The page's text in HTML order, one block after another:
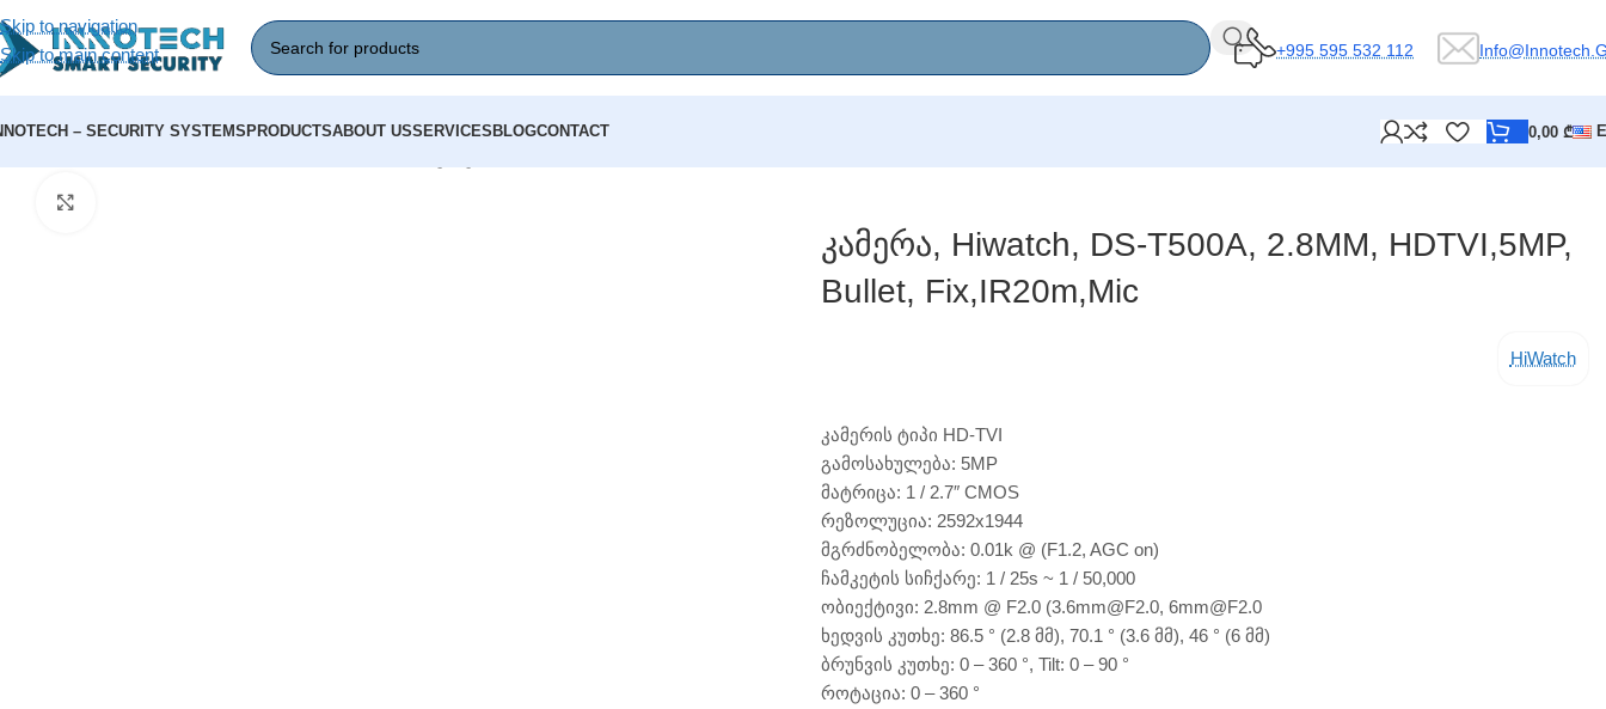
Skip to navigation
Skip to main content
+995 595 532 112
– SECURITY SYSTEMS PRODUCTSABOUT USSERVICES BLOGCONTACT 0,00₾
Კამერა, Hiwatch, DS-T500A, 2.8MM, HDTVI,5MP,
Bullet, Fix,IR20m,Mic
HiWatch
კამერის ტიპი HD-TVI
გამოსახულება: 5MP
მატრიცა: 1 / 2.7″ CMOS
რეზოლუცია: 2592х1944
მგრძნობელობა: 0.01k @ (F1.2, AGC on)
ჩამკეტის სიჩქარე: 1 / 25s ~ 1 / 50,000
ობიექტივი: 2.8mm @ F2.0 (3.6mm@F2.0, 6mm@F2.0
ხედვის კუთხე: 86.5 ° (2.8 მმ), 70.1 ° (3.6 მმ), 46 ° (6 მმ)
ბრუნვის კუთხე: 0 – 360 °, Tilt: 0 – 90 °
როტაცია: 0 – 360 °